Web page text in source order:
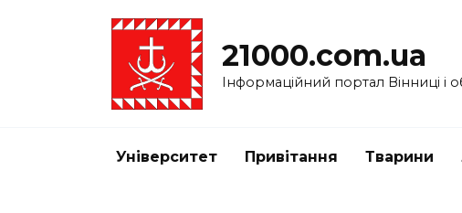
21000.com.ua
Інформаційний портал Вінниці і
Університет Привітання Тварини